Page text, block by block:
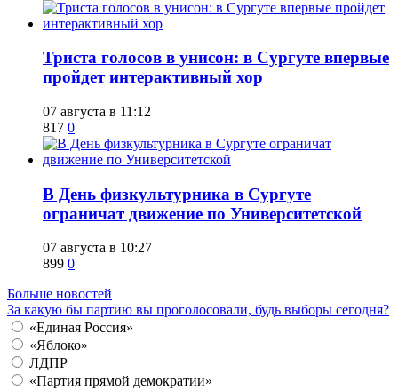
​Триста голосов в унисон: в Сургуте впервые
пройдет интерактивный хор
07 августа в 11:12
817 0
​В День физкультурника в Сургуте
ограничат движение по Университетской
07 августа в 10:27
899 0
Больше новостей
За какую бы партию вы проголосовали, будь выборы сегодня?
«Единая Россия»
«Яблоко»
ЛДПР
«Партия прямой демократии»